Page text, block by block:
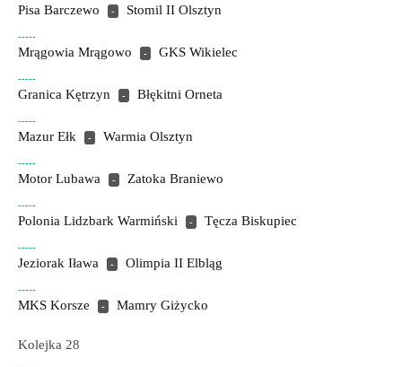
Pisa Barczewo - Stomil II Olsztyn
-----
Mrągowia Mrągowo - GKS Wikielec
-----
Granica Kętrzyn - Błękitni Orneta
-----
Mazur Ełk - Warmia Olsztyn
-----
Motor Lubawa - Zatoka Braniewo
-----
Polonia Lidzbark Warmiński - Tęcza Biskupiec
-----
Jeziorak Iława - Olimpia II Elbląg
-----
MKS Korsze - Mamry Giżycko
Kolejka 28